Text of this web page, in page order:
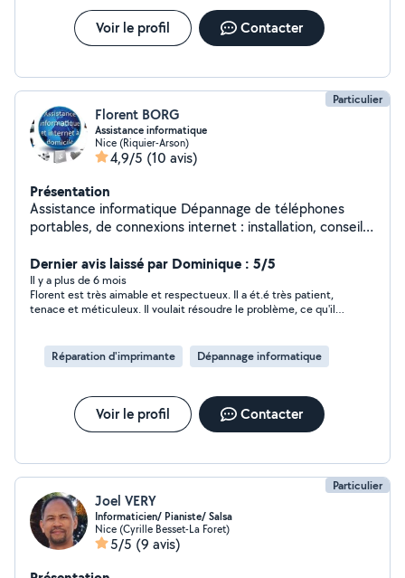
Voir le profil Contacter
Particulier
Florent BORG
Assistance informatique
Nice (Riquier-Arson)
4,9/5 (10 avis)
Présentation
Assistance informatique Dépannage de téléphones
portables, de connexions internet : installation, conseil
informatique Dépannage réseau Expérience en
assistance informatique et télécom en centre d'appel
technique chez Bouygues Telecom Conseiller Wefix
chez Fnac 2 ans d'hotline informatique chez Oracle
Dernier avis laissé par Dominique : 5/5
Il y a plus de 6 mois
Florent est très aimable et respectueux. Il a ét.é très patient,
tenace et méticuleux. Il voulait résoudre le problème, ce qu'il a
Réparation d'imprimante
Dépannage informatique
Voir le profil Contacter
Particulier
Joel VERY
Informaticien/ Pianiste/ Salsa
Nice (Cyrille Besset-La Foret)
5/5 (9 avis)